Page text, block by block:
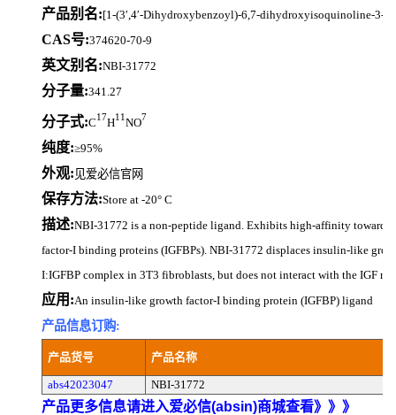
产品别名:[1-(3′,4′-Dihydroxybenzoyl)-6,7-dihydroxyisoquinoline-3-
CAS号:374620-70-9
英文别名:NBI-31772
分子量:341.27
分子式:C17H11NO7
纯度:≥95%
外观: 见爱必信官网
保存方法:Store at -20° C
描述:NBI-31772 is a non-peptide ligand. Exhibits high-affinity
factor-I binding proteins (IGFBPs). NBI-31772 displaces insulin-like
I:IGFBP complex in 3T3 fibroblasts, but does not interact with the IGF
应用:An insulin-like growth factor-I binding protein (IGFBP) ligand
产品信息订购:
产品货号 产品名称
abs42023047 NBI-31772
产品更多信息请进入爱必信(absin)商城查看》》》